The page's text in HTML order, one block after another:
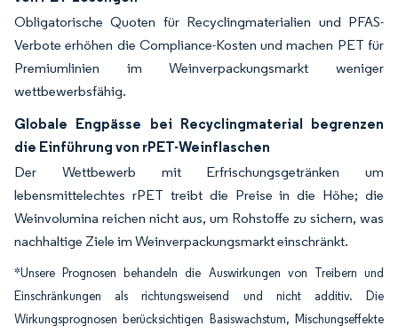
Obligatorische Quoten für Recyclingmaterialien und PFAS-
Verbote erhöhen die Compliance-Kosten und machen PET für
Premiumlinien im Weinverpackungsmarkt weniger
wettbewerbsfähig.
Globale Engpässe bei Recyclingmaterial begrenzen
die Einführung von rPET-Weinflaschen
Der Wettbewerb mit Erfrischungsgetränken um
lebensmittelechtes rPET treibt die Preise in die Höhe; die
Weinvolumina reichen nicht aus, um Rohstoffe zu sichern, was
nachhaltige Ziele im Weinverpackungsmarkt einschränkt.
*Unsere Prognosen behandeln die Auswirkungen von Treibern und
Einschränkungen als richtungsweisend und nicht additiv. Die
Wirkungsprognosen berücksichtigen Basiswachstum, Mischungseffekte